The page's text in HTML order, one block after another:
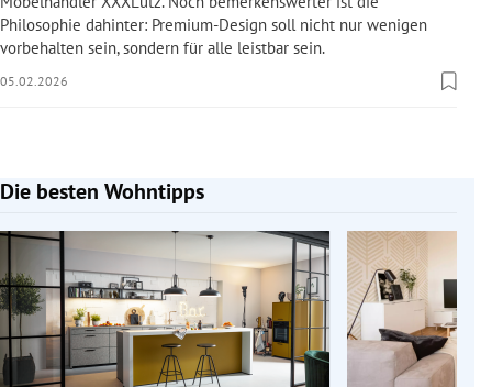
Philosophie dahinter: Premium-Design soll nicht nur wenigen
vorbehalten sein, sondern für alle leistbar sein.
05.02.2026
Die besten Wohntipps
Slide 1 von 10